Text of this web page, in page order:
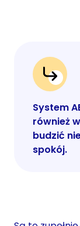
System
również
budzić
spokój.